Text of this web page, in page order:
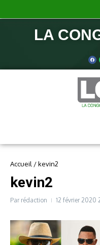
LA
Accueil /kevin2
kevin2
Par rédaction 12 février 2020